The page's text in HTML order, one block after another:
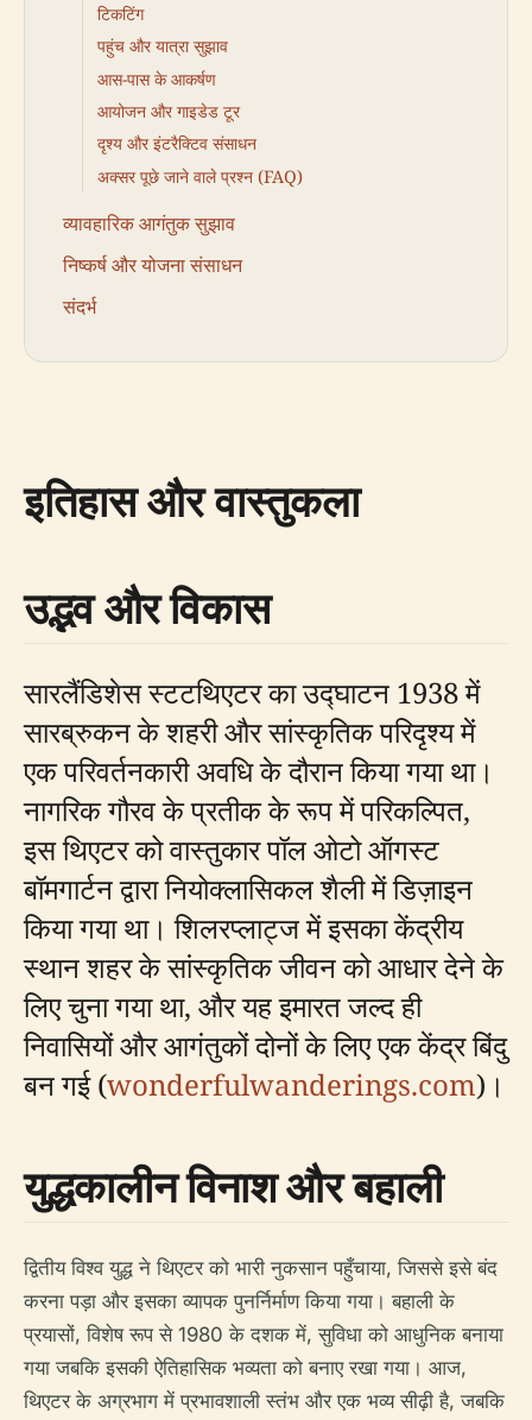
टिकटिंग
पहुंच और यात्रा सुझाव
आस-पास के आकर्षण
आयोजन और गाइडेड टूर
दृश्य और इंटरैक्टिव संसाधन
अक्सर पूछे जाने वाले प्रश्न (FAQ)
व्यावहारिक आगंतुक सुझाव
निष्कर्ष और योजना संसाधन
संदर्भ
इतिहास और वास्तुकला
उद्भव और विकास
सारलैंडिशेस स्टटथिएटर का उद्घाटन 1938 में
सारब्रुकन के शहरी और सांस्कृतिक परिदृश्य में
एक परिवर्तनकारी अवधि के दौरान किया गया था।
नागरिक गौरव के प्रतीक के रूप में परिकल्पित,
इस थिएटर को वास्तुकार पॉल ओटो ऑगस्ट
बॉमगार्टन द्वारा नियोक्लासिकल शैली में डिज़ाइन
किया गया था। शिलरप्लाट्ज में इसका केंद्रीय
स्थान शहर के सांस्कृतिक जीवन को आधार देने के
लिए चुना गया था, और यह इमारत जल्द ही
निवासियों और आगंतुकों दोनों के लिए एक केंद्र बिंदु
बन गई (wonderfulwanderings.com)।
युद्धकालीन विनाश और बहाली
द्वितीय विश्व युद्ध ने थिएटर को भारी नुकसान पहुँचाया, जिससे इसे बंद
करना पड़ा और इसका व्यापक पुनर्निर्माण किया गया। बहाली के
प्रयासों, विशेष रूप से 1980 के दशक में, सुविधा को आधुनिक बनाया
गया जबकि इसकी ऐतिहासिक भव्यता को बनाए रखा गया। आज,
थिएटर के अग्रभाग में प्रभावशाली स्तंभ और एक भव्य सीढ़ी है, जबकि